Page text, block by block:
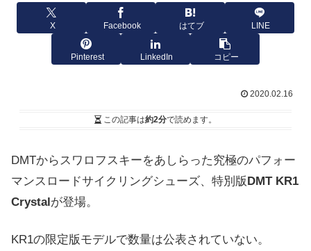
X Facebook はてブ LINE
Pinterest LinkedIn コピー
2020.02.16
この記事は約2分で読めます。
DMTからスワロフスキーをあしらった究極のパフォー
マンスロードサイクリングシューズ、特別版DMT KR1
Crystalが登場。
KR1の限定版モデルで数量は公表されていない。